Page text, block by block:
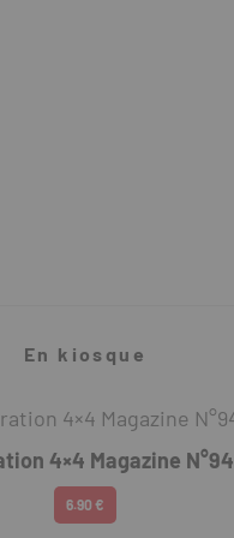
En kiosque
4×4 Magazine N°94
6.90 €